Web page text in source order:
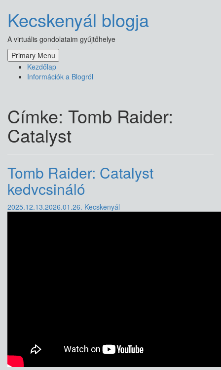
content
Kecskenyál blogja
A virtuális gondolataim gyűjtőhelye
Primary Menu
Kezdőlap
Információk a Blogról
Címke: Tomb Raider:
Catalyst
Tomb Raider: Catalyst
kedvcsináló
2025.12.13.2026.01.26. Kecskenyál